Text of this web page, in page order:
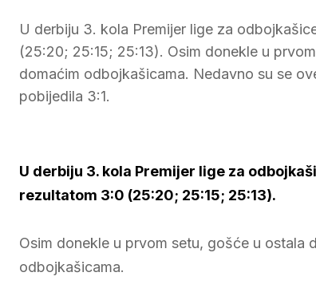
U derbiju 3. kola Premijer lige za
(25:20; 25:15; 25:13). Osim donekle u
domaćim odbojkašicama. Nedavno su se
pobijedila 3:1.
U derbiju 3. kola Premijer lige za
rezultatom 3:0 (25:20; 25:15; 25:13).
Osim donekle u prvom setu, gošće u ostala
odbojkašicama.